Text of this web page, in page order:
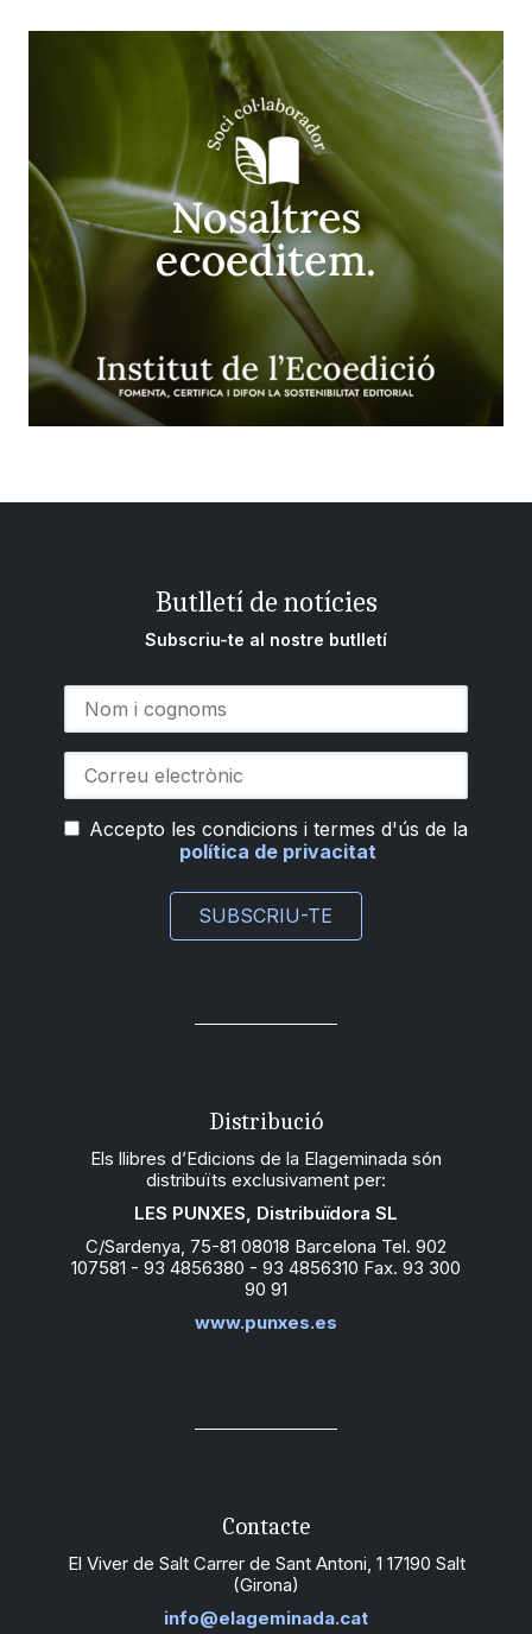
Butlletí de notícies
Subscriu-te al nostre butlletí
Accepto les condicions i termes d'ús de la
política de privacitat
SUBSCRIU-TE
Distribució
Els llibres d’Edicions de la Elageminada són
distribuïts exclusivament per:
LES PUNXES, Distribuïdora SL
C/Sardenya, 75-81 08018 Barcelona Tel. 902
107581 - 93 4856380 - 93 4856310 Fax. 93 300
90 91
www.punxes.es
Contacte
El Viver de Salt Carrer de Sant Antoni, 1 17190 Salt
(Girona)
info@elageminada.cat